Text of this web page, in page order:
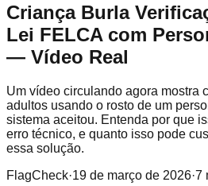
Criança Burla
Lei FELCA com
— Vídeo Real
Um vídeo circulando agora mostra
adultos usando o rosto de um
sistema aceitou. Entenda por que
erro técnico, e quanto isso pode
essa solução.
FlagCheck·19 de março de 2026·7